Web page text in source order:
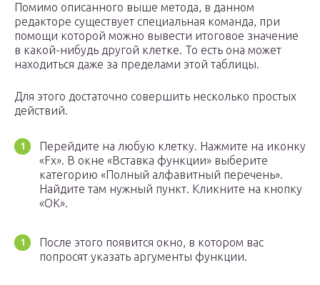
Помимо описанного выше метода, в данном
редакторе существует специальная команда, при
помощи которой можно вывести итоговое значение
в какой-нибудь другой клетке. То есть она может
находиться даже за пределами этой таблицы.
Для этого достаточно совершить несколько простых
действий.
Перейдите на любую клетку. Нажмите на иконку
«Fx». В окне «Вставка функции» выберите
категорию «Полный алфавитный перечень».
Найдите там нужный пункт. Кликните на кнопку
«OK».
После этого появится окно, в котором вас
попросят указать аргументы функции.